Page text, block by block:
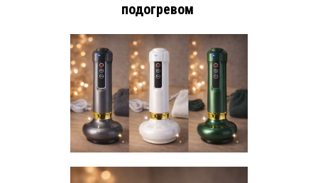
подогревом